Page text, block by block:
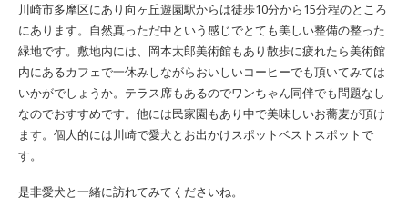
川崎市多摩区にあり向ヶ丘遊園駅からは徒歩10分から15分程のところ
にあります。自然真っただ中という感じでとても美しい整備の整った
緑地です。敷地内には、岡本太郎美術館もあり散歩に疲れたら美術館
内にあるカフェで一休みしながらおいしいコーヒーでも頂いてみては
いかがでしょうか。テラス席もあるのでワンちゃん同伴でも問題なし
なのでおすすめです。他には民家園もあり中で美味しいお蕎麦が頂け
ます。個人的には川崎で愛犬とお出かけスポットベストスポットで
す。
是非愛犬と一緒に訪れてみてくださいね。